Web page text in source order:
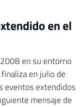
en el
en su entorno
en julio de
eventos extendidos
mensaje de